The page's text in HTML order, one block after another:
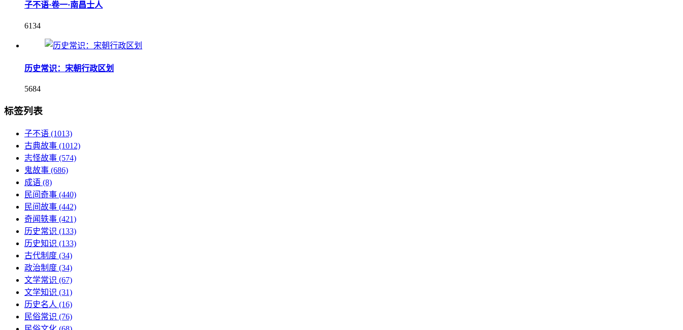
子不语·卷一·南昌士人
6134
历史常识：宋朝行政区划
5684
标签列表
子不语 (1013)
古典故事 (1012)
志怪故事 (574)
鬼故事 (686)
成语 (8)
民间奇事 (440)
民间故事 (442)
奇闻轶事 (421)
历史常识 (133)
历史知识 (133)
古代制度 (34)
政治制度 (34)
文学常识 (67)
文学知识 (31)
历史名人 (16)
民俗常识 (76)